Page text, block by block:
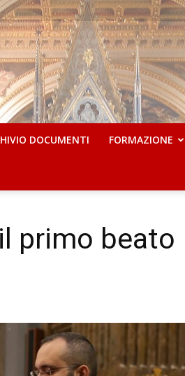
DOCUMENTI FORMAZIONE
primo beato